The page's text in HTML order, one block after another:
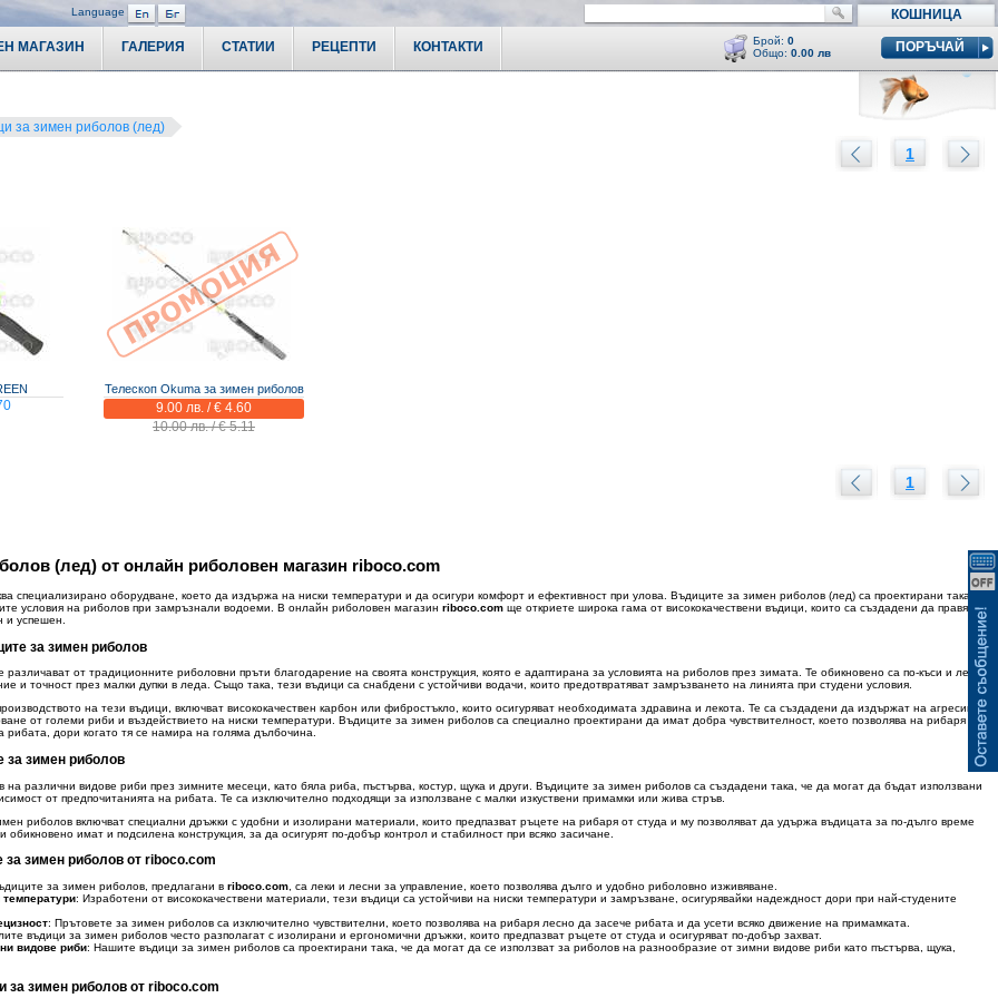
Language КОШНИЦА
Брой: 0
Общо: 0.00 лв ПОРЪЧАЙ
Кошницата е празна
КОНТАКТИ
РЕЦЕПТИ
СТАТИИ
ГАЛЕРИЯ
МАГАЗИН
примамки, както и разнообразие от
–
към качеството и достъпната цена, а онлайн
вашият риболов и приключения на открито ще бъдат
още днес, за да се подготвите за успешен
от 8.00 до 20.00 часа
0889 422 310
за зимен риболов (лед)
1
Телескоп Okuma за зимен риболов
9.00 лв. / € 4.60
10.00 лв. / € 5.11
1
(лед) от онлайн риболовен магазин riboco.com
специализирано оборудване, което да издържа на ниски температури и да осигури комфорт и ефективност при улова. Въдиците за зимен риболов (лед) са проектирани така,
условия на риболов при замръзнали водоеми. В онлайн риболовен магазин riboco.com ще откриете широка гама от висококачествени въдици, които са създадени да правят
и успешен.
за зимен риболов
от традиционните риболовни пръти благодарение на своята конструкция, която е адаптирана за условията на риболов през зимата. Те обикновено са по-къси и леки,
и точност през малки дупки в леда. Също така, тези въдици са снабдени с устойчиви водачи, които предотвратяват замръзването на линията при студени условия.
на тези въдици, включват висококачествен карбон или фибростъкло, които осигуряват необходимата здравина и лекота. Те са създадени да издържат на агресивни
от големи риби и въздействието на ниски температури. Въдиците за зимен риболов са специално проектирани да имат добра чувствителност, което позволява на рибаря
дори когато тя се намира на голяма дълбочина.
за зимен риболов
на различни видове риби през зимните месеци, като бяла риба, пъстърва, костур, щука и други. Въдиците за зимен риболов са създадени така, че да могат да бъдат използвани
от предпочитанията на рибата. Те са изключително подходящи за използване с малки изкуствени примамки или жива стръв.
риболов включват специални дръжки с удобни и изолирани материали, които предпазват ръцете на рибаря от студа и му позволяват да удържа въдицата за по-дълго време
обикновено имат и подсилена конструкция, за да осигурят по-добър контрол и стабилност при всяко засичане.
зимен риболов от riboco.com
за зимен риболов, предлагани в riboco.com , са леки и лесни за управление, което позволява дълго и удобно риболовно изживяване.
: Изработени от висококачествени материали, тези въдици са устойчиви на ниски температури и замръзване, осигурявайки надеждност дори при най-студените
: Прътовете за зимен риболов са изключително чувствителни, което позволява на рибаря лесно да засече рибата и да усети всяко движение на примамката.
въдици за зимен риболов често разполагат с изолирани и ергономични дръжки, които предпазват ръцете от студа и осигуряват по-добър захват.
видове риби: Нашите въдици за зимен риболов са проектирани така, че да могат да се използват за риболов на разнообразие от зимни видове риби като пъстърва, щука,
за зимен риболов от riboco.com